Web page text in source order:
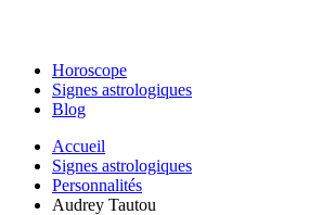
Horoscope
Signes astrologiques
Blog
Accueil
Signes astrologiques
Personnalités
Audrey Tautou